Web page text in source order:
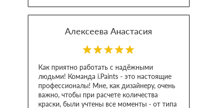
Алексеева Анастасия
Как приятно работать с надёжными
людьми! Команда i.Paints - это настоящие
профессионалы! Мне, как дизайнеру, очень
важно, чтобы при расчете количества
краски, были учтены все моменты - от типа